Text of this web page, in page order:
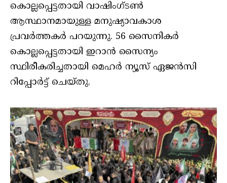
കൊല്ലപ്പെട്ടതായി വാഷിംഗ്ടണ്‍
ആസ്ഥാനമായുള്ള മനുഷ്യാവകാശ
പ്രവര്‍ത്തകര്‍ പറയുന്നു. 56 സൈനികര്‍
കൊല്ലപ്പെട്ടതായി ഇറാന്‍ സൈന്യം
സ്ഥിരീകരിച്ചതായി മെഹര്‍ ന്യൂസ് ഏജന്‍സി
റിപ്പോര്‍ട്ട് ചെയ്തു.